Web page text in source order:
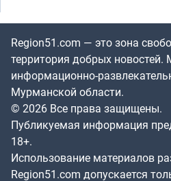
Region51.com — это зона
территория добрых
информационно-
Мурманской области.
© 2026 Все права защищены.
Публикуемая информация
18+.
Использование материалов
Region51.com допускается